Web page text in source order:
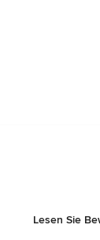
Lesen Sie